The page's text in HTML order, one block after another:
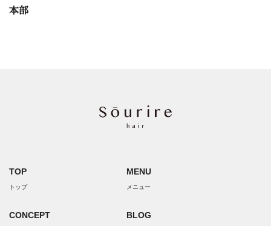
本部
TOP
トップ
CONCEPT
MENU
メニュー
BLOG